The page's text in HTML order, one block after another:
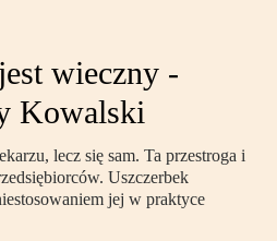
wieczny -
Kowalski
lecz się sam. Ta przestroga i
Uszczerbek
jej w praktyce